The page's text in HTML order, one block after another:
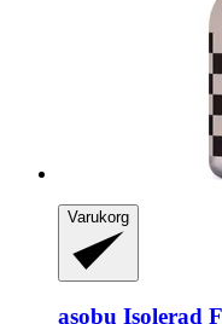
Varukorg
asobu Isolerad